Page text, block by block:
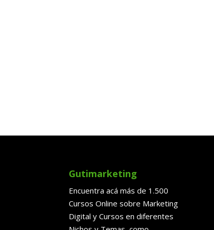
Gutimarketing
Encuentra acá más de 1.500
Cursos Online sobre Marketing
Digital y Cursos en diferentes